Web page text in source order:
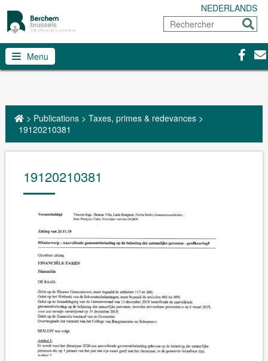
NEDERLANDS
Rechercher
Menu
> Publications> Taxes, primes & redevances>
19120210381
19120210381